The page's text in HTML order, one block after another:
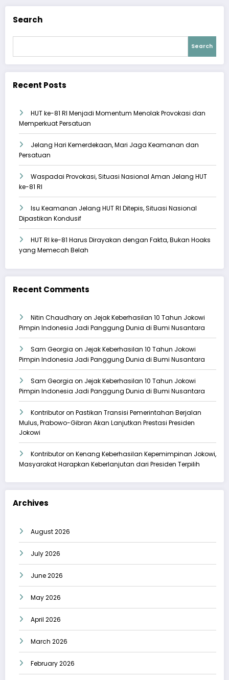
Search
Search
Recent Posts
HUT ke-81 RI Menjadi Momentum Menolak Provokasi dan
Memperkuat Persatuan
Jelang Hari Kemerdekaan, Mari Jaga Keamanan dan
Persatuan
Waspadai Provokasi, Situasi Nasional Aman Jelang HUT
ke-81 RI
Isu Keamanan Jelang HUT RI Ditepis, Situasi Nasional
Dipastikan Kondusif
HUT RI ke-81 Harus Dirayakan dengan Fakta, Bukan Hoaks
yang Memecah Belah
Recent Comments
Nitin Chaudharyon Jejak Keberhasilan 10 Tahun Jokowi
Pimpin Indonesia Jadi Panggung Dunia di Bumi Nusantara
Sam Georgia on Jejak Keberhasilan 10 Tahun Jokowi
Pimpin Indonesia Jadi Panggung Dunia di Bumi Nusantara
Sam Georgia on Jejak Keberhasilan 10 Tahun Jokowi
Pimpin Indonesia Jadi Panggung Dunia di Bumi Nusantara
Kontributoron Pastikan Transisi Pemerintahan Berjalan
Mulus, Prabowo-Gibran Akan Lanjutkan Prestasi Presiden
Jokowi
Kontributoron Kenang Keberhasilan Kepemimpinan Jokowi,
Masyarakat Harapkan Keberlanjutan dari Presiden Terpilih
Archives
August 2026
July 2026
June 2026
May 2026
April 2026
March 2026
February 2026